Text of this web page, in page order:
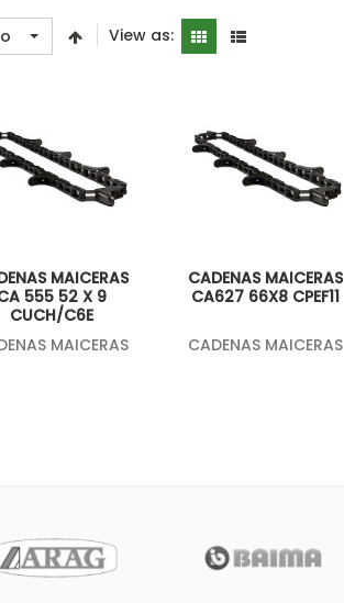
View as:
MAICERAS
555 52 X 9
CUCH/C6E
MAICERAS
CADENAS MAICERAS
CA627 66X8 CPEF11
CADENAS MAICERAS